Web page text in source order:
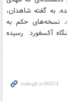
به گفته شاهدان،
نسخه‌های حکم به
آکسفورد رسیده